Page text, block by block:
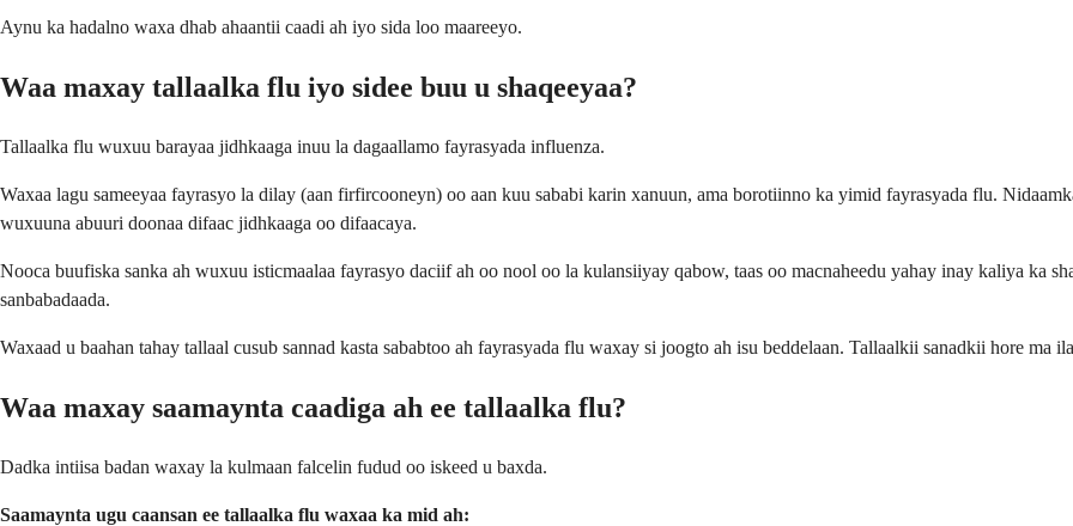
Aynu ka hadalno waxa dhab ahaantii caadi ah iyo sida loo maareeyo.
Waa maxay tallaalka flu iyo sidee buu u shaqeeyaa?
Tallaalka flu wuxuu barayaa jidhkaaga inuu la dagaallamo fayrasyada influenza.
Waxaa lagu sameeyaa fayrasyo la dilay (aan firfircooneyn) oo aan kuu sababi karin xanuun, ama borotiinno ka yimid fayrasyada flu.
wuxuuna abuuri doonaa difaac jidhkaaga oo difaacaya.
Nooca buufiska sanka ah wuxuu isticmaalaa fayrasyo daciif ah oo nool oo la kulansiiyay qabow, taas oo macnaheedu yahay inay kaliya ka
sanbabadaada.
Waxaad u baahan tahay tallaal cusub sannad kasta sababtoo ah fayrasyada flu waxay si joogto ah isu beddelaan. Tallaalkii sanadkii hore ma
Waa maxay saamaynta caadiga ah ee tallaalka flu?
Dadka intiisa badan waxay la kulmaan falcelin fudud oo iskeed u baxda.
Saamaynta ugu caansan ee tallaalka flu waxaa ka mid ah: